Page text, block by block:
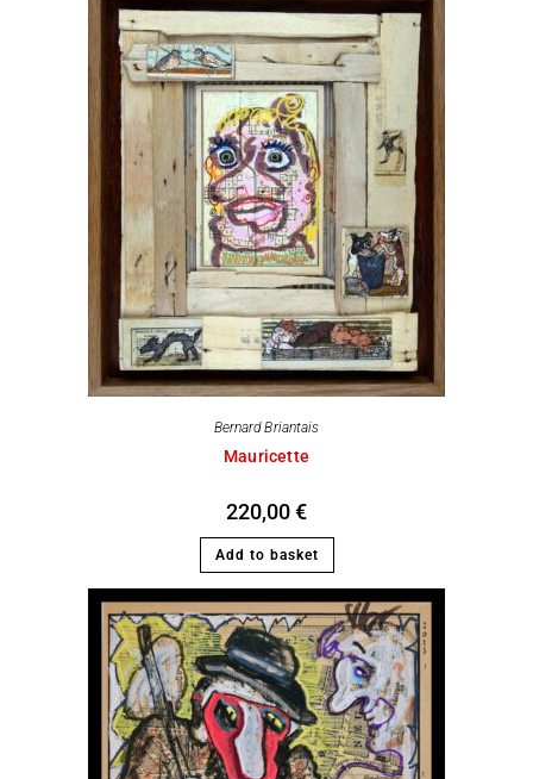
Bernard Briantais
Mauricette
220,00€
Add to basket